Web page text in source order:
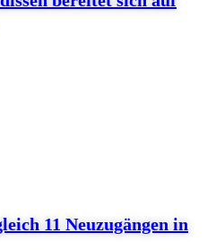
11 Neuzugängen in